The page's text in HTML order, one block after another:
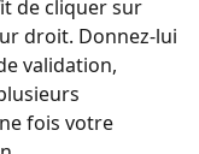
de cliquer sur
droit. Donnez-lui
validation,
fois votre